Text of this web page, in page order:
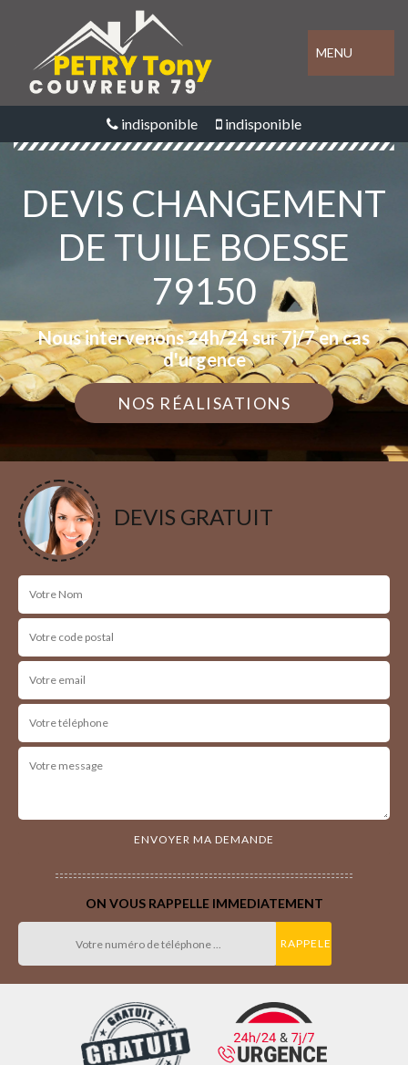
MENU
indisponible indisponible
DEVIS CHANGEMENT
DE TUILE BOESSE
79150
Nous intervenons 24h/24 sur 7j/7 en cas
d'urgence
NOS RÉALISATIONS
DEVIS GRATUIT
ON VOUS RAPPELLE IMMEDIATEMENT